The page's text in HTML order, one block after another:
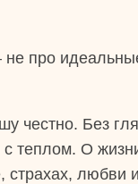
про
честно. Без
теплом. О
страхах, любви